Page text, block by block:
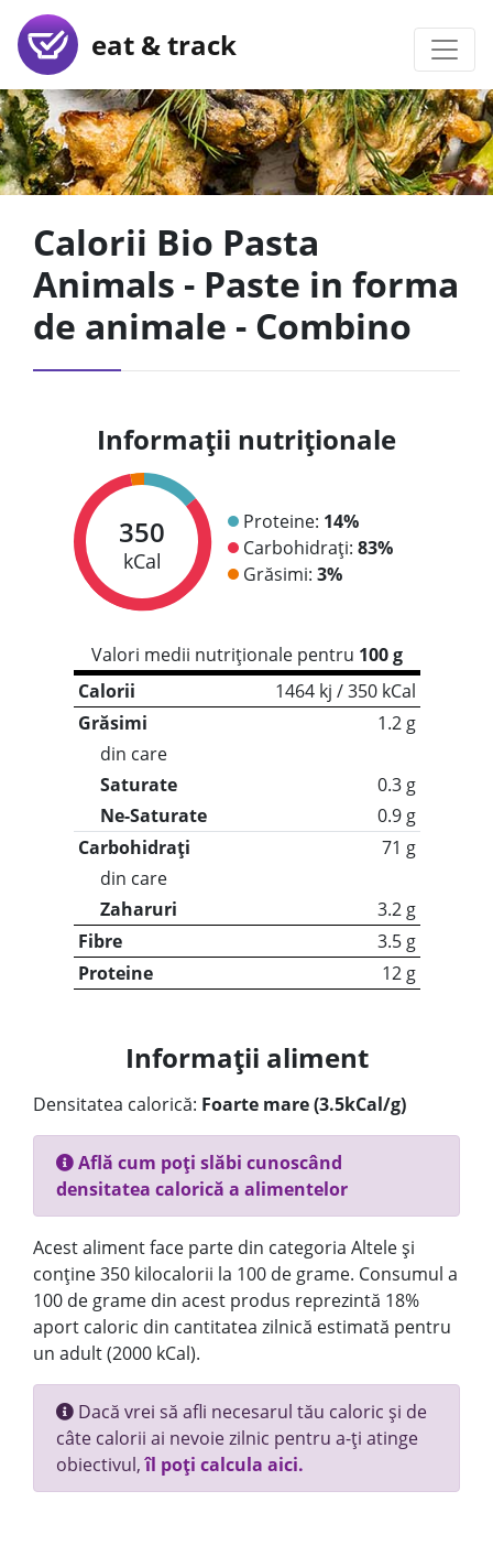
eat & track
Calorii Bio Pasta
Animals - Paste in forma
de animale - Combino
Informații nutriționale
350
kCal
Proteine: 14%
Carbohidrați: 83%
Grăsimi: 3%
Valori medii nutriționale pentru 100 g
Calorii
1464 kj / 350 kCal
Grăsimi
1.2 g
din care
Saturate
0.3 g
Ne-Saturate
0.9 g
Carbohidrați
71 g
din care
Zaharuri
3.2 g
Fibre
3.5 g
Proteine
12 g
Informații aliment
Densitatea calorică: Foarte mare (3.5kCal/g)
Află cum poți slăbi cunoscând
densitatea calorică a alimentelor
Acest aliment face parte din categoria Altele și
conține 350 kilocalorii la 100 de grame. Consumul a
100 de grame din acest produs reprezintă 18%
aport caloric din cantitatea zilnică estimată pentru
un adult (2000 kCal).
Dacă vrei să afli necesarul tău caloric și de
câte calorii ai nevoie zilnic pentru a-ți atinge
obiectivul,îl poți calcula aici.